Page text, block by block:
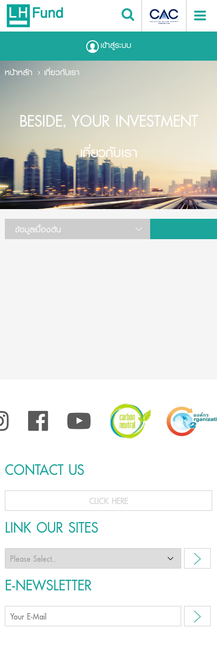
เข้าสู่ระบบ
BESIDE, YOUR INVESTMENT
เกี่ยวกับเรา
หน้าหลัก เกี่ยวกับเรา
ข้อมูลเบื้องต้น
รายชื่อผู้จัดการกองทุน
CONTACT US
CLICK HERE
LINK OUR SITES
E-NEWSLETTER